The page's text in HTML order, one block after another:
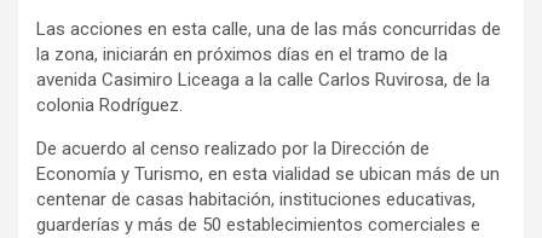
Las acciones en esta calle, una de las más concurridas de
la zona, iniciarán en próximos días en el tramo de la
avenida Casimiro Liceaga a la calle Carlos Ruvirosa, de la
colonia Rodríguez.
De acuerdo al censo realizado por la Dirección de
Economía y Turismo, en esta vialidad se ubican más de un
centenar de casas habitación, instituciones educativas,
guarderías y más de 50 establecimientos comerciales e